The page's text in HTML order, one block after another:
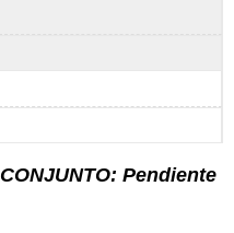
Pendiente